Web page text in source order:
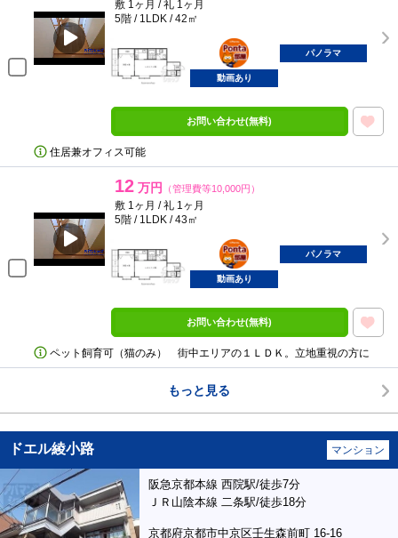
敷 1ヶ月 / 礼 1ヶ月
5階 / 1LDK / 42㎡
ポンタ
部屋
パノラマ
動画あり
お問い合わせ(無料)
住居兼オフィス可能
12 万円 （管理費等10,000円）
敷 1ヶ月 / 礼 1ヶ月
5階 / 1LDK / 43㎡
ポンタ
部屋
パノラマ
動画あり
お問い合わせ(無料)
ペット飼育可（猫のみ） 街中エリアの１ＬＤＫ。立地重視の方に
もっと見る
ドエル綾小路 マンション
阪急京都本線 西院駅/徒歩7分
ＪＲ山陰本線 二条駅/徒歩18分
京都府京都市中京区壬生森前町 16-16